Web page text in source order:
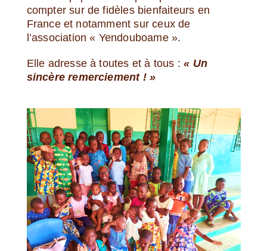
compter sur de fidèles bienfaiteurs en
France et notamment sur ceux de
l’association « Yendouboame ».
Elle adresse à toutes et à tous :« Un
sincère remerciement ! »